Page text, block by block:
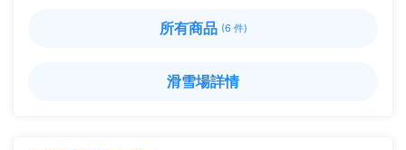
所有商品 (6 件)
滑雪場詳情